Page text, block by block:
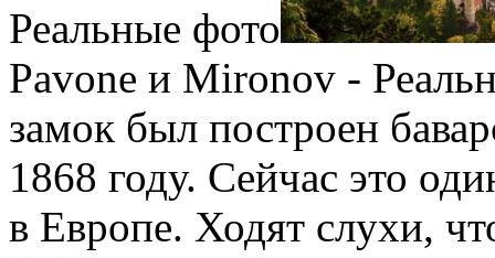
Реальные фото
Pavone и Mironov -
замок был построен
1868 году. Сейчас это
в Европе. Ходят слухи,